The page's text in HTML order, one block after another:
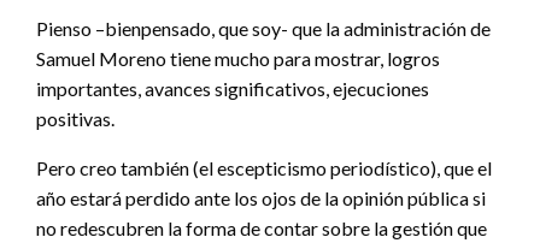
Pienso –bienpensado, que soy- que la administración de
Samuel Moreno tiene mucho para mostrar, logros
importantes, avances significativos, ejecuciones
positivas.
Pero creo también (el escepticismo periodístico), que el
año estará perdido ante los ojos de la opinión pública si
no redescubren la forma de contar sobre la gestión que